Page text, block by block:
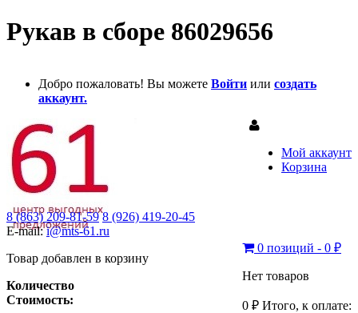
Рукав в сборе 86029656
Добро пожаловать! Вы можете Войти или создать
аккаунт.
Мой аккаунт
Корзина
8 (863) 209-81-59 8 (926) 419-20-45
E-mail:i@mts-61.ru
0 позиций - 0 ₽
Нет товаров
0 ₽ Итого, к оплате:
Товар добавлен в корзину
Количество
Стоимость: